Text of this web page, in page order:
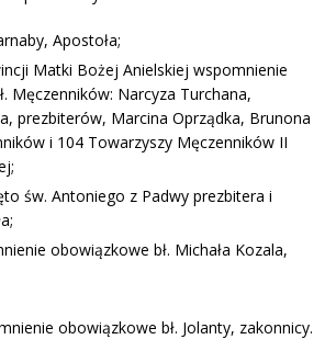
Apostoła;
Matki Bożej Anielskiej wspomnienie
Męczenników: Narcyza Turchana,
prezbiterów, Marcina Oprządka, Brunona
i 104 Towarzyszy Męczenników II
św. Antoniego z Padwy prezbitera i
obowiązkowe bł. Michała Kozala,
obowiązkowe bł. Jolanty, zakonnicy.